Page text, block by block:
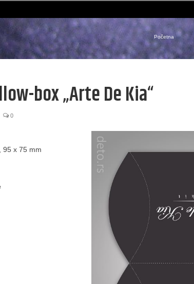
Početna
box „Arte De Kia“
0
95 x 75 mm